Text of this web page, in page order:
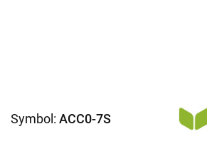
Symbol: ACC0-7S